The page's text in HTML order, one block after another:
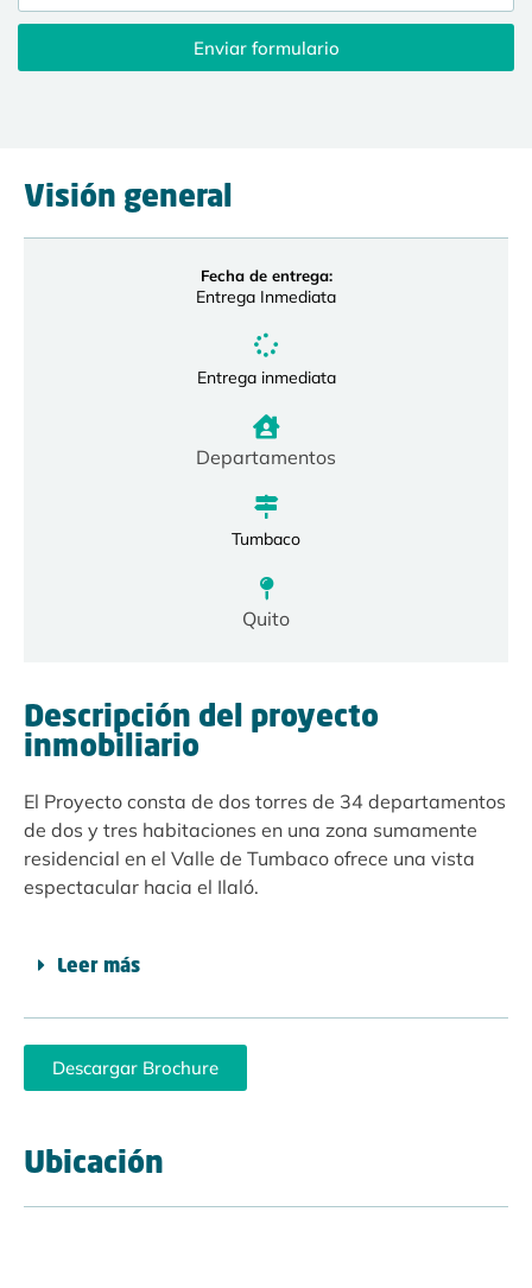
Visión general
Fecha de entrega:
Entrega Inmediata
Entrega inmediata
Departamentos
Tumbaco
Quito
Descripción del proyecto
inmobiliario
El Proyecto consta de dos torres de 34 departamentos
de dos y tres habitaciones en una zona sumamente
residencial en el Valle de Tumbaco ofrece una vista
espectacular hacia el Ilaló.
Leer más
Descargar Brochure
Ubicación
Enviar formulario